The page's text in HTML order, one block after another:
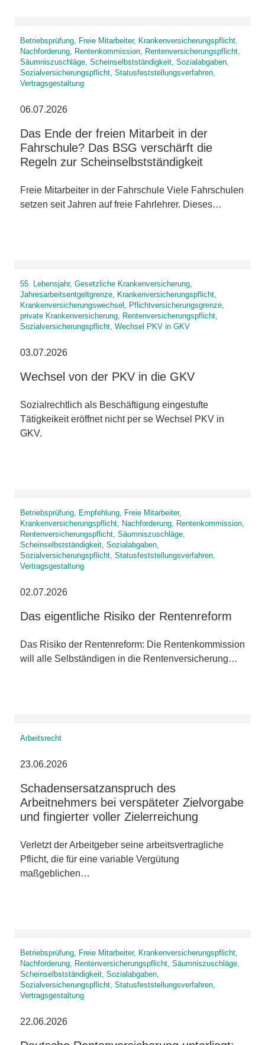
Betriebsprüfung, Freie Mitarbeiter, Krankenversicherungspflicht,
Nachforderung, Rentenkommission, Rentenversicherungspflicht,
Säumniszuschläge, Scheinselbstständigkeit, Sozialabgaben,
Sozialversicherungspflicht, Statusfeststellungsverfahren,
Vertragsgestaltung
06.07.2026
Das Ende der freien Mitarbeit in der
Fahrschule? Das BSG verschärft die
Regeln zur Scheinselbstständigkeit
Freie Mitarbeiter in der Fahrschule Viele Fahrschulen
setzen seit Jahren auf freie Fahrlehrer. Dieses…
55. Lebensjahr, Gesetzliche Krankenversicherung,
Jahresarbeitsentgeltgrenze, Krankenversicherungspflicht,
Krankenversicherungswechsel, Pflichtversicherungsgrenze,
private Krankenversicherung, Rentenversicherungspflicht,
Sozialversicherungspflicht, Wechsel PKV in GKV
03.07.2026
Wechsel von der PKV in die GKV
Sozialrechtlich als Beschäftigung eingestufte
Tätigkeikeit eröffnet nicht per se Wechsel PKV in
GKV.
Betriebsprüfung, Empfehlung, Freie Mitarbeiter,
Krankenversicherungspflicht, Nachforderung, Rentenkommission,
Rentenversicherungspflicht, Säumniszuschläge,
Scheinselbstständigkeit, Sozialabgaben,
Sozialversicherungspflicht, Statusfeststellungsverfahren,
Vertragsgestaltung
02.07.2026
Das eigentliche Risiko der Rentenreform
Das Risiko der Rentenreform: Die Rentenkommission
will alle Selbständigen in die Rentenversicherung…
Arbeitsrecht
23.06.2026
Schadensersatzanspruch des
Arbeitnehmers bei verspäteter Zielvorgabe
und fingierter voller Zielerreichung
Verletzt der Arbeitgeber seine arbeitsvertragliche
Pflicht, die für eine variable Vergütung
maßgeblichen…
Betriebsprüfung, Freie Mitarbeiter, Krankenversicherungspflicht,
Nachforderung, Rentenversicherungspflicht, Säumniszuschläge,
Scheinselbstständigkeit, Sozialabgaben,
Sozialversicherungspflicht, Statusfeststellungsverfahren,
Vertragsgestaltung
22.06.2026